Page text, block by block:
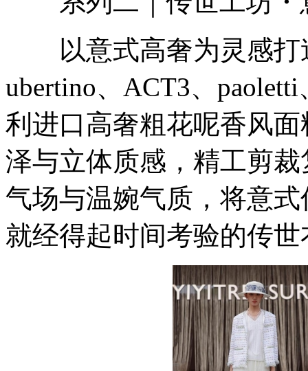
以意式高奢为灵感打
ubertino、ACT3、
利进口高奢粗花呢香风
泽与立体质感，精工剪
气场与温婉气质，将意
就经得起时间考验的传